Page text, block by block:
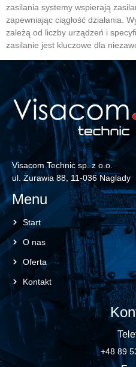
zasilania systemy wspierają
zapewniając ciągłość działania.
zależą od liczby urządzeń i
zasilanie jest kluczowe dla
Visacom Technic sp. z o.o.
ul. Żurawia 88, 11-036 Naglady
Menu
Start
O nas
Oferta
Kontakt
+48 89